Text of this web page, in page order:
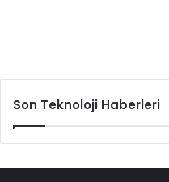
Son Teknoloji Haberleri